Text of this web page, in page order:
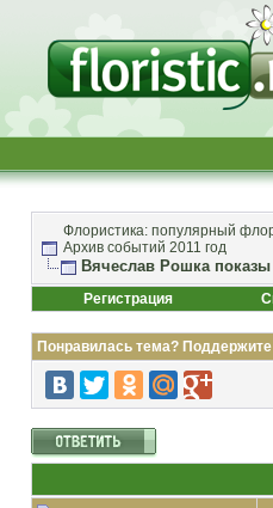
Флористика: популярный
Архив событий 2011 год
Вячеслав Рошка показы
Регистрация
Понравилась тема?